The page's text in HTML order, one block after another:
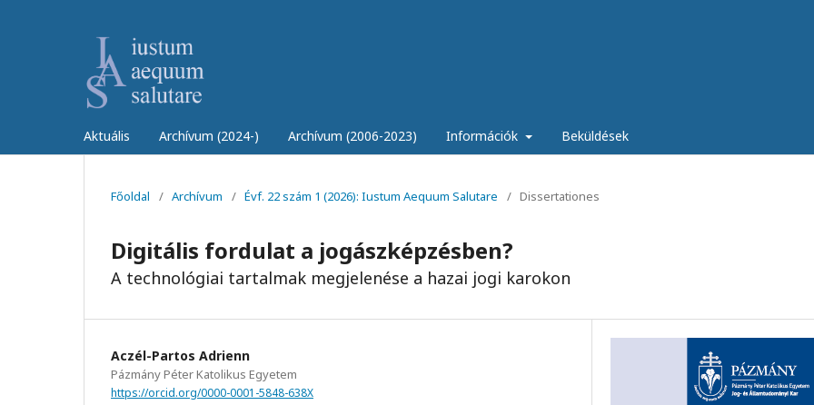
Aktuális Archívum (2024-) Archívum (2006-2023) Információk Beküldések
Főoldal / Archívum / Évf. 22 szám 1 (2026): Iustum Aequum Salutare / Dissertationes
Digitális fordulat a jogászképzésben?
A technológiai tartalmak megjelenése a hazai jogi karokon
Aczél-Partos Adrienn
Pázmány Péter Katolikus Egyetem
https://orcid.org/0000-0001-5848-638X